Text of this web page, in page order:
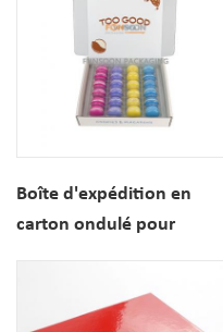
Boîte d'expédition en
carton ondulé pour